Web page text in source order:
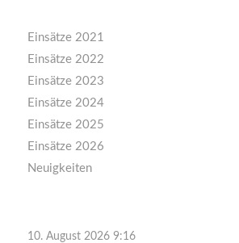
Einsätze 2021
Einsätze 2022
Einsätze 2023
Einsätze 2024
Einsätze 2025
Einsätze 2026
Neuigkeiten
10. August 2026 9:16